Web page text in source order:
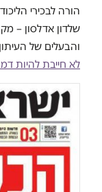
הורה לבכירי
והבעלים של
לא חייבת להיות